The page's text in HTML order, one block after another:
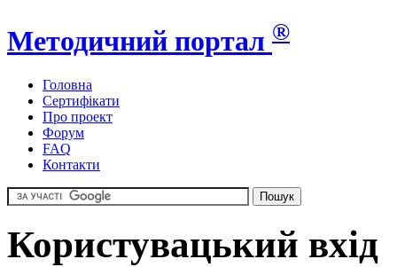
Методичний портал ®
Головна
Сертифікати
Про проект
Форум
FAQ
Контакти
Користувацький вхід